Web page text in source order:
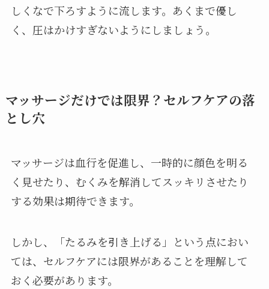
しくなで下ろすように流します。あくまで優し
く、圧はかけすぎないようにしましょう。
マッサージだけでは限界？セルフケアの落
とし穴
マッサージは血行を促進し、一時的に顔色を明る
く見せたり、むくみを解消してスッキリさせたり
する効果は期待できます。
しかし、「たるみを引き上げる」という点におい
ては、セルフケアには限界があることを理解して
おく必要があります。